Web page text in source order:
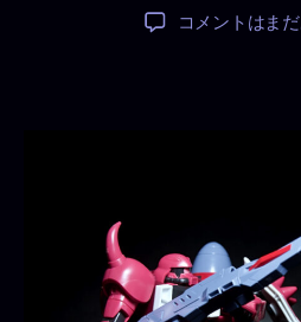
稿
ZGMF-
ー
リ
ア
コメントはま